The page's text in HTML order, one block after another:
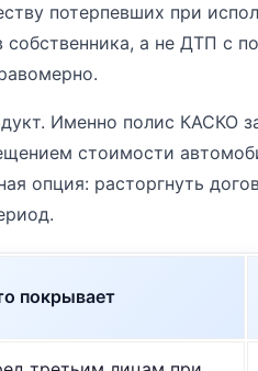
потерпевших при
собственника, а не ДТП с
Именно полис КАСКО
стоимости
опция: расторгнуть
покрывает